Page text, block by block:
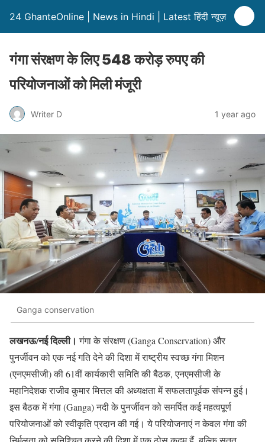
24 GhanteOnline | News in Hindi | Latest हिंदी न्यूज़
गंगा संरक्षण के लिए 548 करोड़ रुपए की
परियोजनाओं को मिली मंजूरी
Writer D 1 year ago
Ganga conservation
लखनऊ/नई दिल्ली। गंगा के संरक्षण (Ganga Conservation) और
पुनर्जीवन को एक नई गति देने की दिशा में राष्ट्रीय स्वच्छ गंगा मिशन
(एनएमसीजी) की 61वीं कार्यकारी समिति की बैठक, एनएमसीजी के
महानिदेशक राजीव कुमार मित्तल की अध्यक्षता में सफलतापूर्वक संपन्न हुई।
इस बैठक में गंगा (Ganga) नदी के पुनर्जीवन को समर्पित कई महत्वपूर्ण
परियोजनाओं को स्वीकृति प्रदान की गई। ये परियोजनाएं न केवल गंगा की